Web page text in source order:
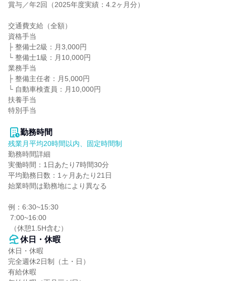
賞与／年2回（2025年度実績：4.2ヶ月分）
交通費支給（全額）
資格手当
├ 整備士2級：月3,000円
└ 整備士1級：月10,000円
業務手当
├ 整備主任者：月5,000円
└ 自動車検査員：月10,000円
扶養手当
特別手当
勤務時間
残業月平均20時間以内、固定時間制
勤務時間詳細
実働時間：1日あたり7時間30分
平均勤務日数：1ヶ月あたり21日
始業時間は勤務地により異なる
例：6:30~15:30
（休憩1.5H含む）
休日・休暇
休日・休暇
完全週休2日制（土・日）
有給休暇